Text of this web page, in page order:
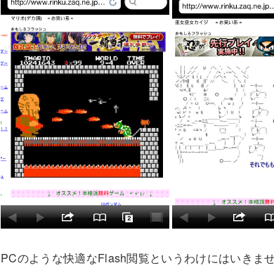
PCのような快適なFlash閲覧というわけにはいきま